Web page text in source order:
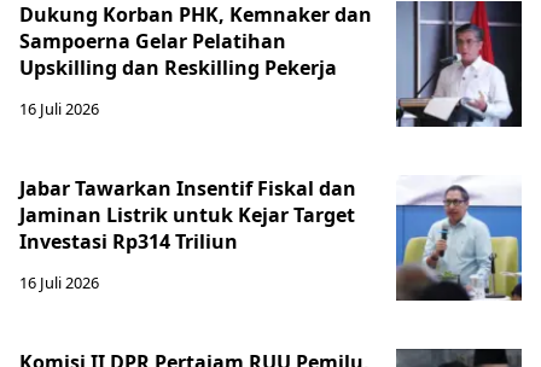
Dukung Korban PHK, Kemnaker dan
Sampoerna Gelar Pelatihan
Upskilling dan Reskilling Pekerja
16 Juli 2026
Jabar Tawarkan Insentif Fiskal dan
Jaminan Listrik untuk Kejar Target
Investasi Rp314 Triliun
16 Juli 2026